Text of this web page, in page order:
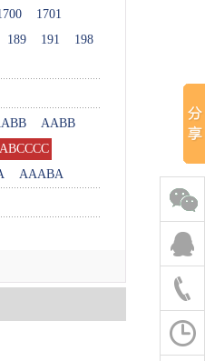
1701
189 191
198
AABB
AAABA